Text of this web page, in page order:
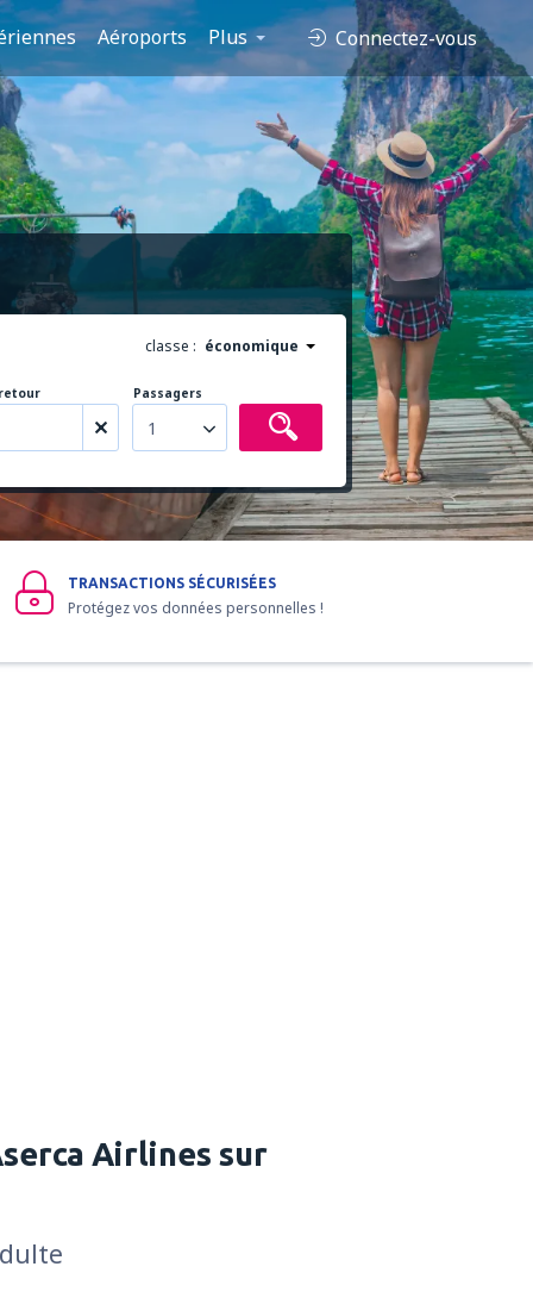
Aéroports Plus Connectez-vous
classe : économique
Passagers
1
TRANSACTIONS SÉCURISÉES
Protégez vos données personnelles !
Airlines sur